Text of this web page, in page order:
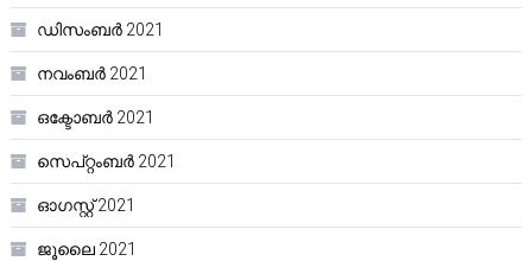
ഡിസംബർ 2021
നവംബർ 2021
ഒക്ടോബർ 2021
സെപ്റ്റംബർ 2021
ഓഗസ്റ്റ്‌ 2021
ജൂലൈ 2021